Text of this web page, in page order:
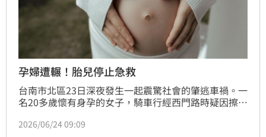
孕婦遭輾！胎兒停止急救
台南市北區23日深夜發生一起震驚社會的肇逃車禍。一
名20多歲懷有身孕的女子，騎車行經西門路時疑因擦撞
駕駛竟在短暫停留後冷血逃逸。受害者因傷勢過重，院
2026/06/24 09:09